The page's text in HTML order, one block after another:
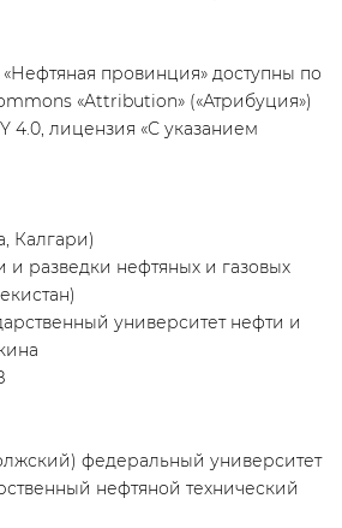
провинция» доступны по
«Attribution» («Атрибуция»)
4.0, лицензия «С указанием
Калгари)
и разведки нефтяных и газовых
университет нефти и
федеральный университет
нефтяной технический